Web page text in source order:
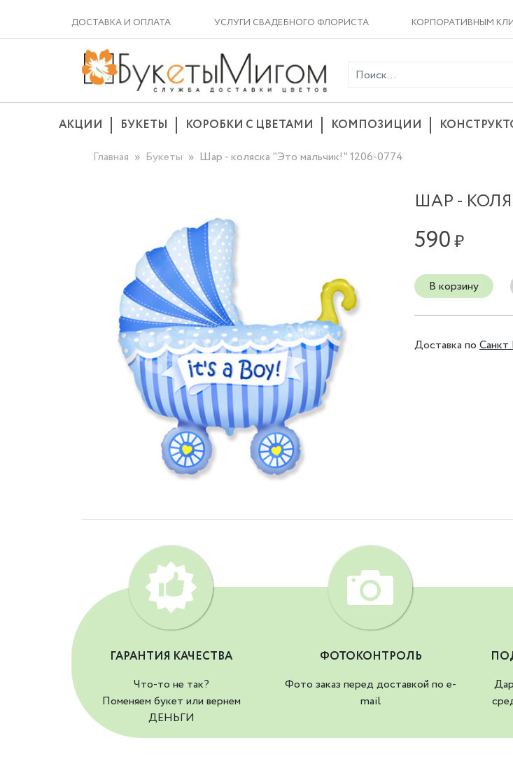
ДОСТАВКА И ОПЛАТА УСЛУГИ СВАДЕБНОГО ФЛОРИСТА КОРПОРАТИВНЫМ
АКЦИИ БУКЕТЫ КОРОБКИ С ЦВЕТАМИ КОМПОЗИЦИИ
Главная
Букеты Шар - коляска "Это мальчик!" 1206-0774
ШАР -
590₽
В корзину
Доставка по Санкт
ГАРАНТИЯ КАЧЕСТВА
Что-то не так?
Поменяем букет или вернем
ДЕНЬГИ
ФОТОКОНТРОЛЬ
Фото заказ перед доставкой по e-
mail